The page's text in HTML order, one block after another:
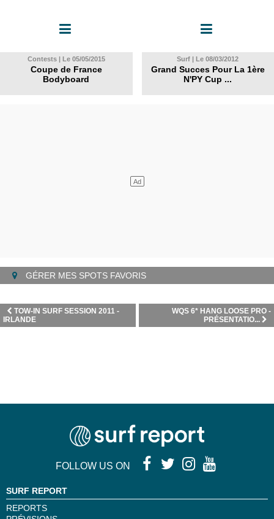
Contests | Le 05/05/2015
Coupe de France
Bodyboard
Surf | Le 08/03/2012
Grand Succes Pour La 1ère
N'PY Cup ...
GÉRER MES SPOTS FAVORIS
WQS 6* HANG LOOSE PRO -
PRÉSENTATIO...
TOW-IN SURF SESSION 2011 -
IRLANDE
FOLLOW US ON
SURF REPORT
REPORTS